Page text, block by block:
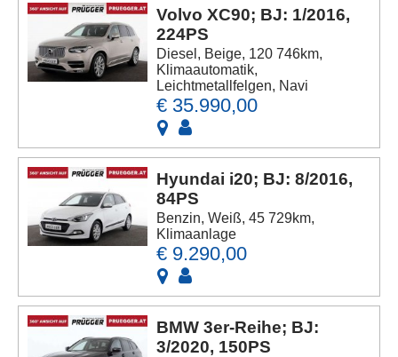
Volvo XC90; BJ: 1/2016,
224PS
Diesel, Beige, 120 746km,
Klimaautomatik,
Leichtmetallfelgen, Navi
€ 35.990,00
Hyundai i20; BJ: 8/2016,
84PS
Benzin, Weiß, 45 729km,
Klimaanlage
€ 9.290,00
BMW 3er-Reihe; BJ:
3/2020, 150PS